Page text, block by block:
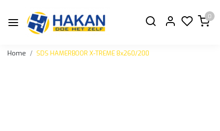
0
Home SDS HAMERBOOR X-TREME 8x260/200